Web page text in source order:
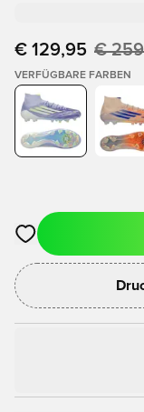
€ 129,95 €
VERFÜGBARE FARBEN
Öffnet ein Fenster